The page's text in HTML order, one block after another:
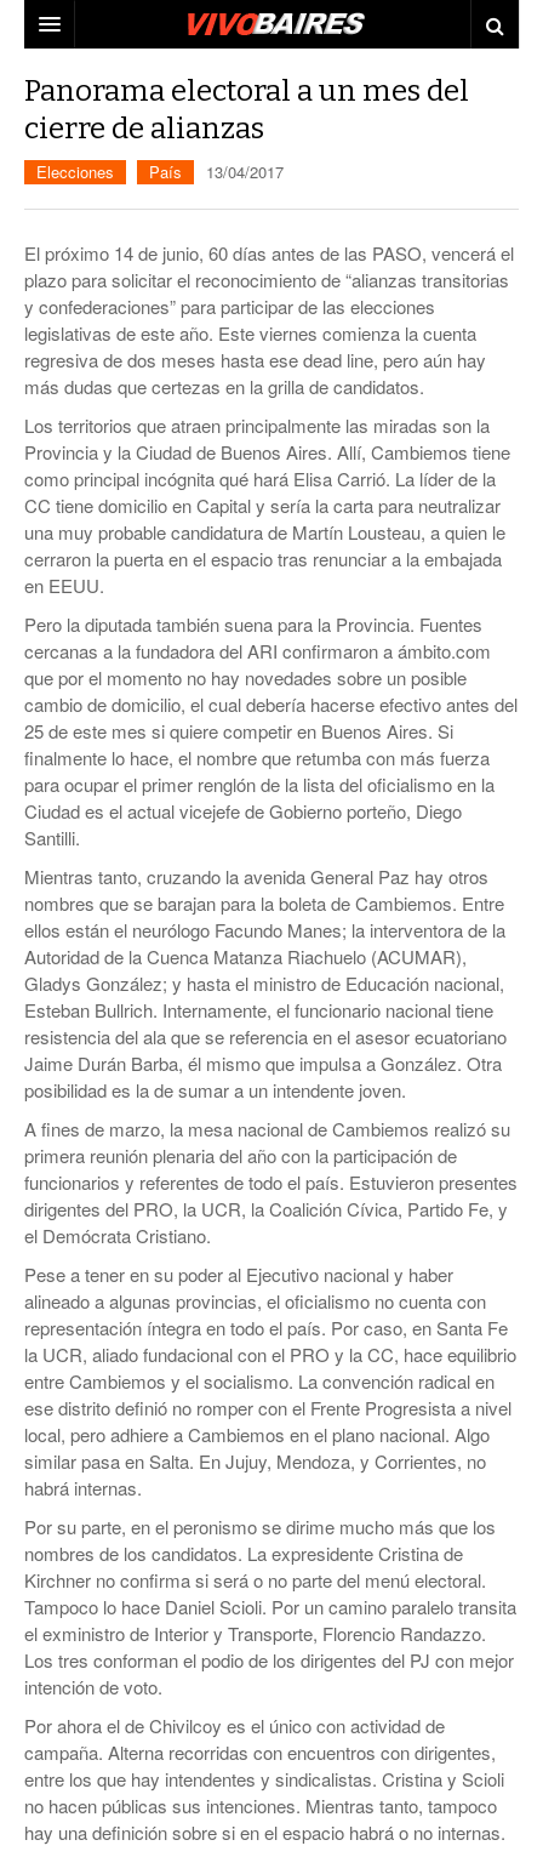
PAÍS
CONURBANO
ECONOMÍA
AGENDA
TECNO
VIDEOS
Panorama electoral a un mes del
cierre de alianzas
Elecciones País 13/04/2017
El próximo 14 de junio, 60 días antes de las PASO, vencerá el
plazo para solicitar el reconocimiento de “alianzas transitorias
y confederaciones” para participar de las elecciones
legislativas de este año. Este viernes comienza la cuenta
regresiva de dos meses hasta ese dead line, pero aún hay
más dudas que certezas en la grilla de candidatos.
Los territorios que atraen principalmente las miradas son la
Provincia y la Ciudad de Buenos Aires. Allí, Cambiemos tiene
como principal incógnita qué hará Elisa Carrió. La líder de la
CC tiene domicilio en Capital y sería la carta para neutralizar
una muy probable candidatura de Martín Lousteau, a quien le
cerraron la puerta en el espacio tras renunciar a la embajada
en EEUU.
Pero la diputada también suena para la Provincia. Fuentes
cercanas a la fundadora del ARI confirmaron a ámbito.com
que por el momento no hay novedades sobre un posible
cambio de domicilio, el cual debería hacerse efectivo antes del
25 de este mes si quiere competir en Buenos Aires. Si
finalmente lo hace, el nombre que retumba con más fuerza
para ocupar el primer renglón de la lista del oficialismo en la
Ciudad es el actual vicejefe de Gobierno porteño, Diego
Santilli.
Mientras tanto, cruzando la avenida General Paz hay otros
nombres que se barajan para la boleta de Cambiemos. Entre
ellos están el neurólogo Facundo Manes; la interventora de la
Autoridad de la Cuenca Matanza Riachuelo (ACUMAR),
Gladys González; y hasta el ministro de Educación nacional,
Esteban Bullrich. Internamente, el funcionario nacional tiene
resistencia del ala que se referencia en el asesor ecuatoriano
Jaime Durán Barba, él mismo que impulsa a González. Otra
posibilidad es la de sumar a un intendente joven.
A fines de marzo, la mesa nacional de Cambiemos realizó su
primera reunión plenaria del año con la participación de
funcionarios y referentes de todo el país. Estuvieron presentes
dirigentes del PRO, la UCR, la Coalición Cívica, Partido Fe, y
el Demócrata Cristiano.
Pese a tener en su poder al Ejecutivo nacional y haber
alineado a algunas provincias, el oficialismo no cuenta con
representación íntegra en todo el país. Por caso, en Santa Fe
la UCR, aliado fundacional con el PRO y la CC, hace equilibrio
entre Cambiemos y el socialismo. La convención radical en
ese distrito definió no romper con el Frente Progresista a nivel
local, pero adhiere a Cambiemos en el plano nacional. Algo
similar pasa en Salta. En Jujuy, Mendoza, y Corrientes, no
habrá internas.
Por su parte, en el peronismo se dirime mucho más que los
nombres de los candidatos. La expresidente Cristina de
Kirchner no confirma si será o no parte del menú electoral.
Tampoco lo hace Daniel Scioli. Por un camino paralelo transita
el exministro de Interior y Transporte, Florencio Randazzo.
Los tres conforman el podio de los dirigentes del PJ con mejor
intención de voto.
Por ahora el de Chivilcoy es el único con actividad de
campaña. Alterna recorridas con encuentros con dirigentes,
entre los que hay intendentes y sindicalistas. Cristina y Scioli
no hacen públicas sus intenciones. Mientras tanto, tampoco
hay una definición sobre si en el espacio habrá o no internas.